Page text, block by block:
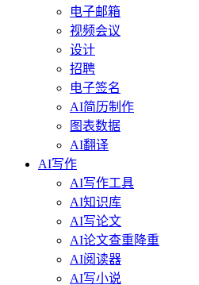
电子邮箱
视频会议
设计
招聘
电子签名
AI简历制作
图表数据
AI翻译
AI写作
AI写作工具
AI知识库
AI写论文
AI论文查重降重
AI阅读器
AI写小说